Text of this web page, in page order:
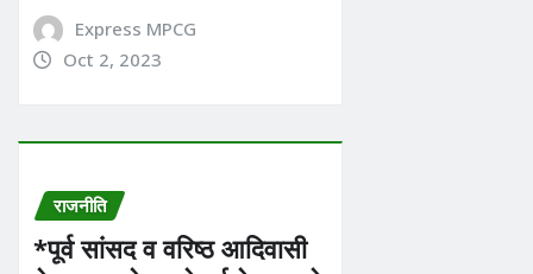
Express MPCG
Oct 2, 2023
राजनीति
*पूर्व सांसद व वरिष्ठ आदिवासी